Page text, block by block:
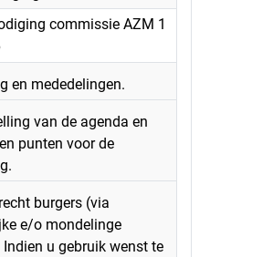
commissie AZM 1
en mededelingen.
van de agenda en
punten voor de
burgers (via
e/o mondelinge
u gebruik wenst te